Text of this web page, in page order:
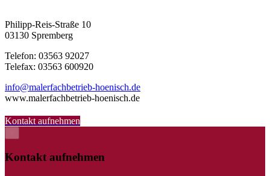
Philipp-Reis-Straße 10
03130 Spremberg
Telefon: 03563 92027
Telefax: 03563 600920
info@malerfachbetrieb-hoenisch.de
www.malerfachbetrieb-hoenisch.de
Kontakt aufnehmen
Kontakt aufnehmen